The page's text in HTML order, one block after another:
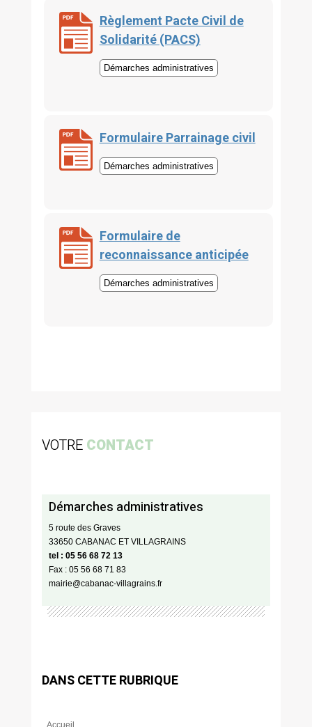
Règlement Pacte Civil de
Solidarité (PACS)
Démarches administratives
Formulaire Parrainage civil
Démarches administratives
Formulaire de
reconnaissance anticipée
Démarches administratives
VOTRE CONTACT
Démarches administratives
5 route des Graves
33650 CABANAC ET VILLAGRAINS
tel : 05 56 68 72 13
Fax : 05 56 68 71 83
mairie@cabanac-villagrains.fr
DANS CETTE RUBRIQUE
Accueil